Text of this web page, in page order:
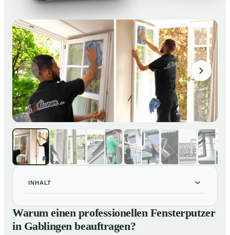
INHALT
Warum einen professionellen Fensterputzer in
Gablingen beauftragen?
Warum einen professionellen Fensterputzer
in Gablingen beauftragen?